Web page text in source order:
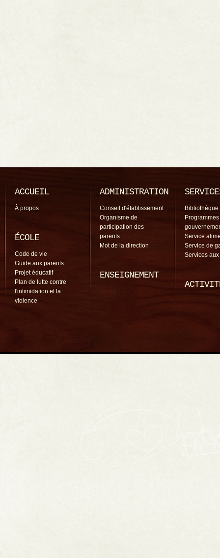
ACCUEIL
À propos
ÉCOLE
Code de vie
Guide aux parents
Projet éducatif
Plan de lutte contre
l'intimidation et la
violence
ADMINISTRATION
Conseil d'établissement
Organisme de
participation des
parents
Mot de la direction
ENSEIGNEMENT
Bibliothèque
Programmes
Service
Service de
Services